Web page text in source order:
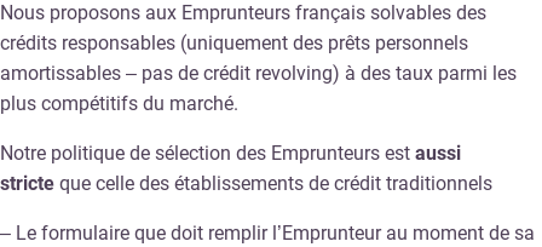
Nous proposons aux Emprunteurs français solvables des
crédits responsables (uniquement des prêts personnels
amortissables – pas de crédit revolving) à des taux parmi les
plus compétitifs du marché.
Notre politique de sélection des Emprunteurs est aussi
stricte que celle des établissements de crédit traditionnels
– Le formulaire que doit remplir l’Emprunteur au moment de sa